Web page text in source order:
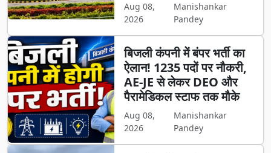
Aug 08,
2026
Manishankar
Pandey
बिजली कंपनी में बंपर भर्ती का
ऐलान! 1235 पदों पर नौकरी,
AE-JE से लेकर DEO और
पैरामेडिकल स्टाफ तक मौके
Aug 08,
2026
Manishankar
Pandey